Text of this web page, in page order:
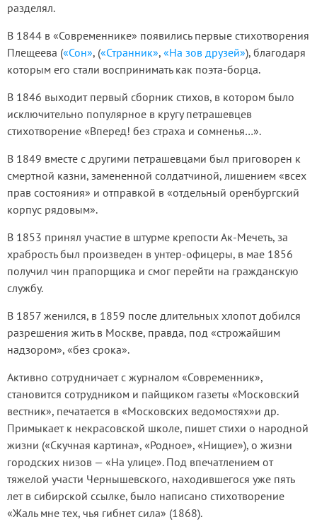
разделял.
В 1844 в «Современнике» появились первые стихотворения
Плещеева («Сон», («Странник», «На зов друзей»), благодаря
которым его стали воспринимать как поэта-борца.
В 1846 выходит первый сборник стихов, в котором было
исключительно популярное в кругу петрашевцев
стихотворение «Вперед! без страха и сомненья…».
В 1849 вместе с другими петрашевцами был приговорен к
смертной казни, замененной солдатчиной, лишением «всех
прав состояния» и отправкой в «отдельный оренбургский
корпус рядовым».
В 1853 принял участие в штурме крепости Ак-Мечеть, за
храбрость был произведен в унтер-офицеры, в мае 1856
получил чин прапорщика и смог перейти на гражданскую
службу.
В 1857 женился, в 1859 после длительных хлопот добился
разрешения жить в Москве, правда, под «строжайшим
надзором», «без срока».
Активно сотрудничает с журналом «Современник»,
становится сотрудником и пайщиком газеты «Московский
вестник», печатается в «Московских ведомостях»и др.
Примыкает к некрасовской школе, пишет стихи о народной
жизни («Скучная картина», «Родное», «Нищие»), о жизни
городских низов — «На улице». Под впечатлением от
тяжелой участи Чернышевского, находившегося уже пять
лет в сибирской ссылке, было написано стихотворение
«Жаль мне тех, чья гибнет сила» (1868).